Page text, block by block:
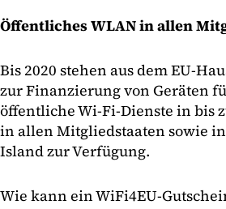
Öffentliches WLAN in allen
Bis 2020 stehen aus dem EU-
zur Finanzierung von Geräten
öffentliche Wi-Fi-Dienste in bis
in allen Mitgliedstaaten sowie
Island zur Verfügung.
Wie kann ein WiFi4EU-